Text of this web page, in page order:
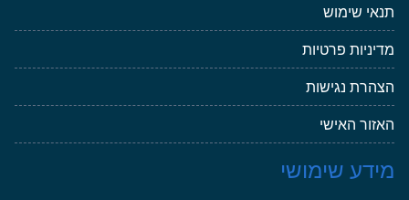
תנאי שימוש
מדיניות פרטיות
הצהרת נגישות
האזור האישי
מידע שימושי